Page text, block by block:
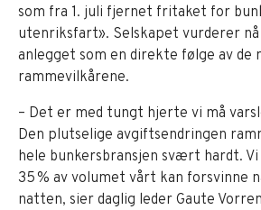
som fra 1. juli fjernet fritaket for
utenriksfart». Selskapet vurderer nå
anlegget som en direkte følge av de
rammevilkårene.
– Det er med tungt hjerte vi må
Den plutselige avgiftsendringen
hele bunkersbransjen svært hardt.
35 % av volumet vårt kan forsvinne
natten, sier daglig leder Gaute